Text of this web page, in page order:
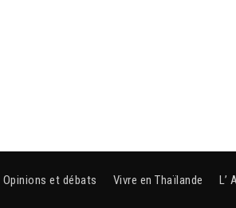
Opinions et débats Vivre en Thaïlande L’